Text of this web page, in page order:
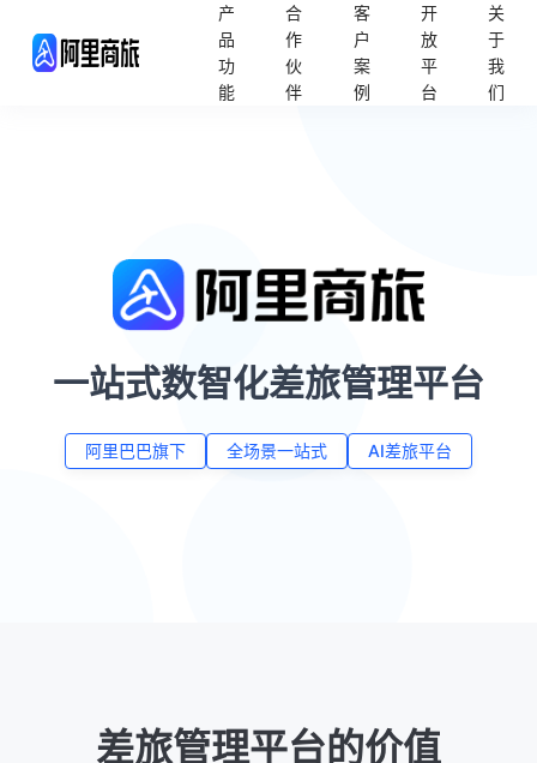
产
品
功
能
合
作
伙
伴
客
户
案
例
开
放
平
台
关
于
我
们
一站式数智化差旅管理平台
阿里巴巴旗下 全场景一站式 AI差旅平台
差旅管理平台的价值